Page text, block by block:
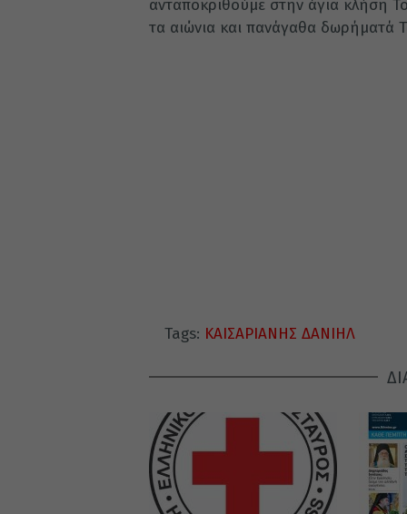
ανταποκριθούμε στην άγια κλήση
τα αιώνια και πανάγαθα δωρήματά
Tags: ΚΑΙΣΑΡΙΑΝΗΣ ΔΑΝΙΗΛ